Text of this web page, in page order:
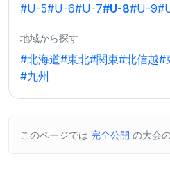
#U-5#U-6#U-7#U-8#U-9
地域から探す
#北海道#東北#関東#北信越#
#九州
このページでは 完全公開 の大会